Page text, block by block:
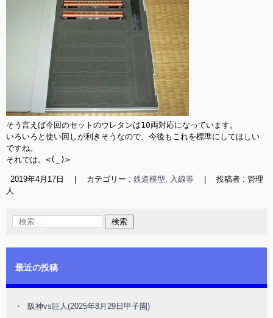
そう言えば今回のセットのウレタンは10両対応になっています。
いろいろと使い回しが利きそうなので、今後もこれを標準にしてほしい
ですね。
それでは。<(_)>
2019年4月17日 カテゴリー : 鉄道模型, 入線等
投稿者 : 管理
人
最近の投稿
阪神vs巨人(2025年8月29日甲子園)